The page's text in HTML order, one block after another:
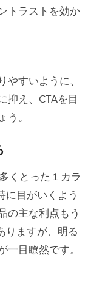
トラストを効か
やすいように、
抑え、CTAを目
う。
くとった１カラ
に目がいくよう
の主な利点もう
りますが、明る
一目瞭然です。